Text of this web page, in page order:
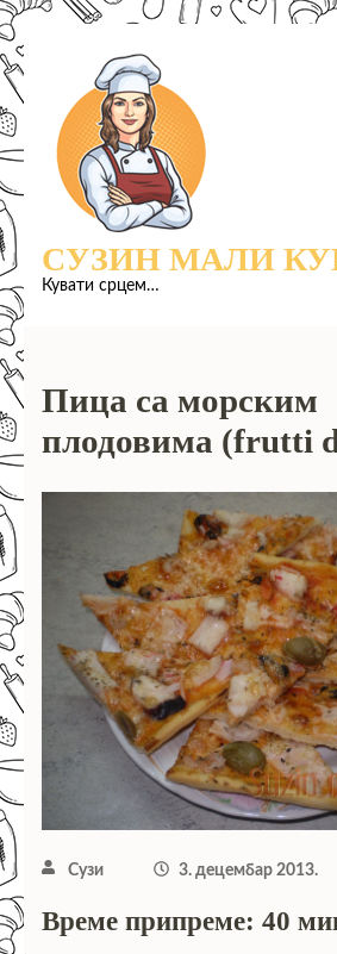
до
садржаја
(притисни
Ентер)
СУЗИН МАЛИ
Кувати срцем…
Пица са морским
плодовима (frutti
Сузи 3. децембар 2013.
Време припреме: 40